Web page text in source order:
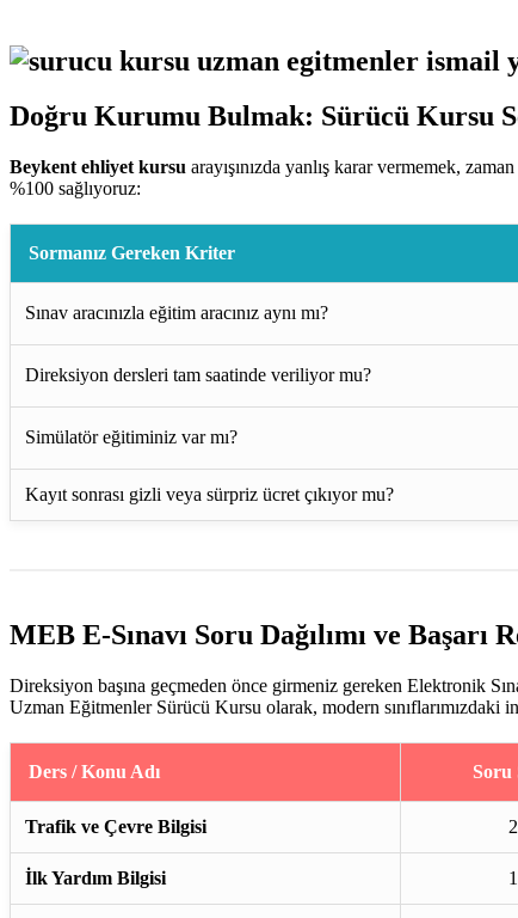
Doğru Kurumu Bulmak: Sürücü Kursu
Beykent ehliyet kursu arayışınızda yanlış karar vermemek,
%100 sağlıyoruz:
Sormanız Gereken Kriter
Sınav aracınızla eğitim aracınız aynı mı?
Direksiyon dersleri tam saatinde veriliyor mu?
Simülatör eğitiminiz var mı?
Kayıt sonrası gizli veya sürpriz ücret çıkıyor mu?
MEB E-Sınavı Soru Dağılımı ve Başarı
Direksiyon başına geçmeden önce girmeniz gereken Elektronik
Uzman Eğitmenler Sürücü Kursu olarak, modern sınıflarımızdaki
Ders / Konu Adı Soru
Trafik ve Çevre Bilgisi
İlk Yardım Bilgisi